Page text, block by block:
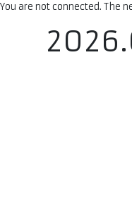
You are not connected. The